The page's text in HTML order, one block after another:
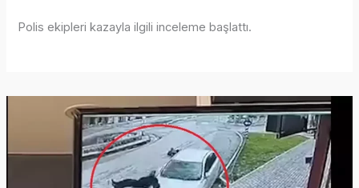
Polis ekipleri kazayla ilgili inceleme başlattı.